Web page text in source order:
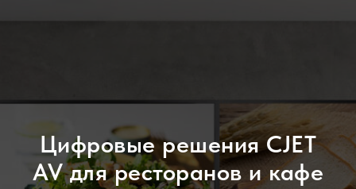
Цифровые решения CJET
AV для ресторанов и кафе